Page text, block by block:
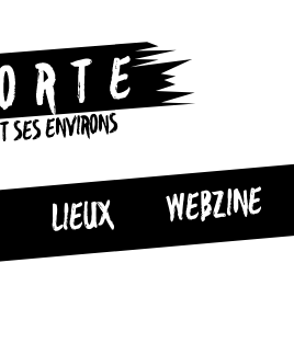
ENVIRONS
LIEUX WEBZINE